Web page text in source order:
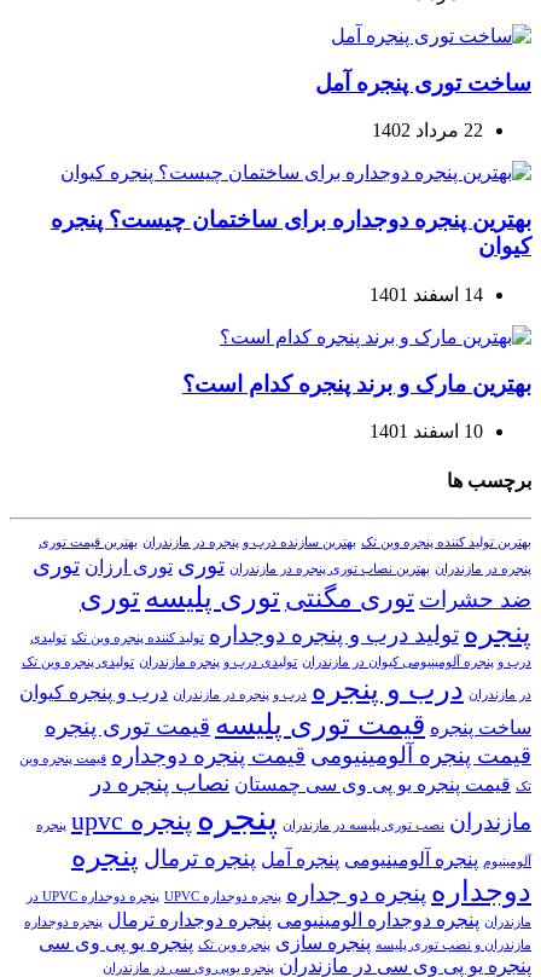
ساخت توری پنجره آمل
22 مرداد 1402
بهترین پنجره دوجداره برای ساختمان چیست؟ پنجره
کیوان
14 اسفند 1401
بهترین مارک و برند پنجره کدام است؟
10 اسفند 1401
برچسب ها
بهترین تولید کننده پنجره وین تک بهترین سازنده درب و پنجره در مازندران بهترین قیمت توری
پنجره در مازندران بهترین نصاب توری پنجره در مازندران توری توری ارزان توری
ضد حشرات توری مگنتی توری پلیسه توری
پنجره تولید درب و پنجره دوجداره تولید کننده پنجره وین تک تولیدی
درب و پنجره آلومینیومی کیوان در مازندران تولیدی درب و پنجره مازندران تولیدی پنجره وین تک
در مازندران درب و پنجره درب و پنجره در مازندران درب و پنجره کیوان
ساخت پنجره قیمت توری پلیسه قیمت توری پنجره
قیمت پنجره آلومینیومی قیمت پنجره دوجداره قیمت پنجره وین
تک قیمت پنجره یو پی وی سی چمستان نصاب پنجره در
مازندران نصب توری پلیسه در مازندران پنجره پنجره upvc پنجره
آلومینیوم پنجره آلومینیومی پنجره آمل پنجره ترمال پنجره
دوجداره پنجره دو جداره پنجره دوجداره UPVC
پنجره دوجداره UPVC در
مازندران پنجره دوجداره الومینیومی پنجره دوجداره ترمال پنجره دوجداره
مازندران و نصب توری پلیسه پنجره سازی پنجره وین تک پنجره یو پی وی سی
پنجره یو پی وی سی در مازندران پنجره یوپی وی سی در مازندران